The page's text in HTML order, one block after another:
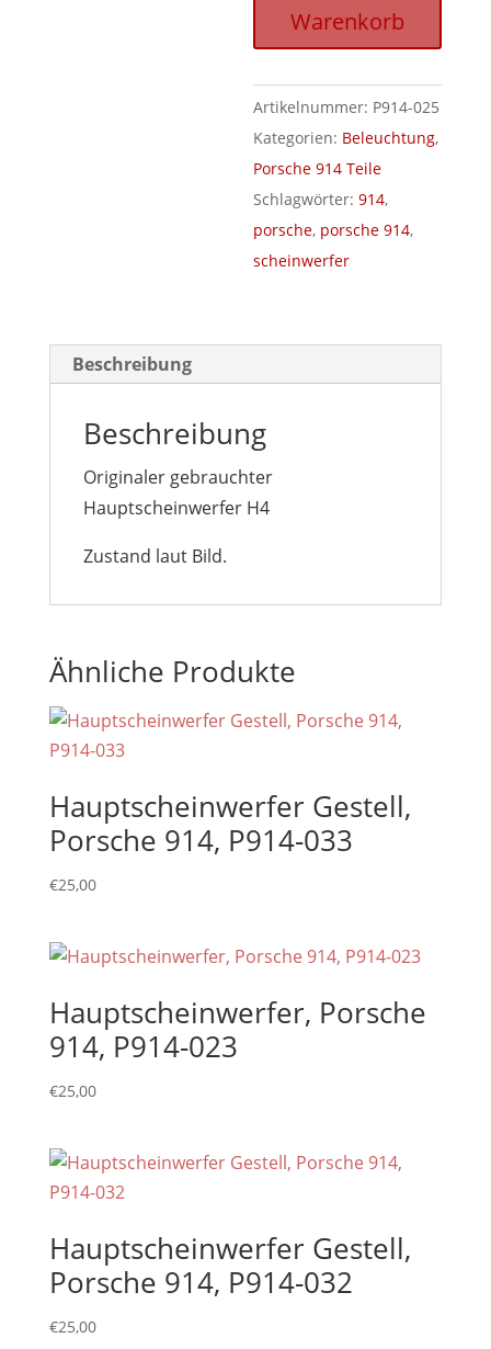
Warenkorb
Artikelnummer: P914-025
Kategorien: Beleuchtung,
Porsche 914 Teile
Schlagwörter:914,
porsche, porsche 914,
scheinwerfer
Beschreibung
Beschreibung
Originaler gebrauchter
Hauptscheinwerfer H4
Zustand laut Bild.
Ähnliche Produkte
Hauptscheinwerfer Gestell,
Porsche 914, P914-033
€25,00
Hauptscheinwerfer, Porsche
914, P914-023
€25,00
Hauptscheinwerfer Gestell,
Porsche 914, P914-032
€25,00